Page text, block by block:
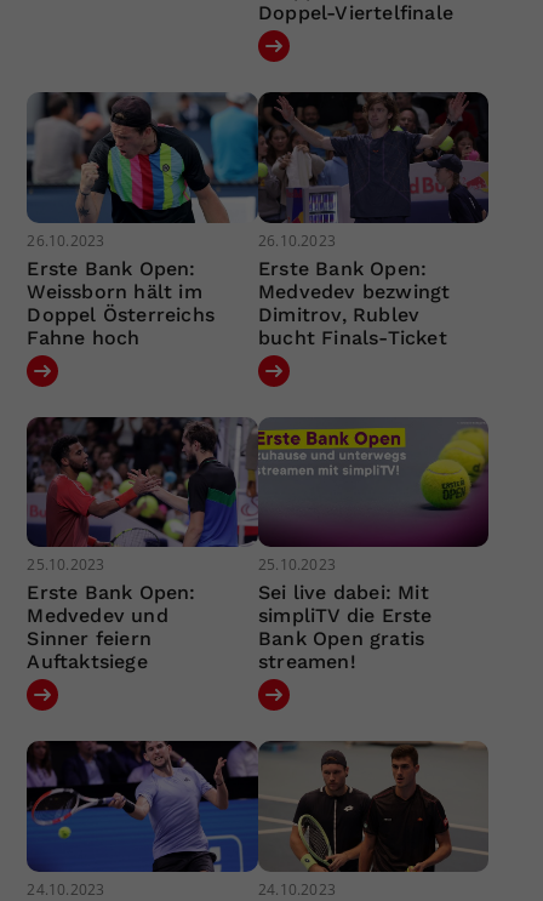
Doppel-Viertelfinale
26.10.2023
Erste Bank Open:
Weissborn hält im
Doppel Österreichs
Fahne hoch
26.10.2023
Erste Bank Open:
Medvedev bezwingt
Dimitrov, Rublev
bucht Finals-Ticket
25.10.2023
Erste Bank Open:
Medvedev und
Sinner feiern
Auftaktsiege
25.10.2023
Sei live dabei: Mit
simpliTV die Erste
Bank Open gratis
streamen!
24.10.2023 24.10.2023